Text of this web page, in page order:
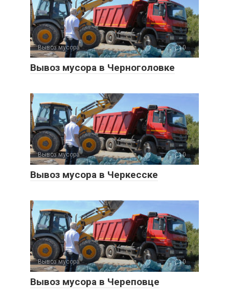
Вывоз мусора 0
Вывоз мусора в Черноголовке
Вывоз мусора 0
Вывоз мусора в Черкесске
Вывоз мусора 0
Вывоз мусора в Череповце